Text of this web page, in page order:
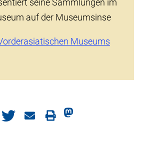
seine Sammlungen im
auf der Museumsinse
Museums